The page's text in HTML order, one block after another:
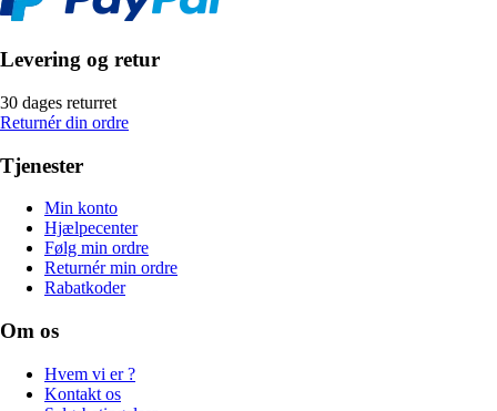
Levering og retur
30 dages returret
Returnér din ordre
Tjenester
Min konto
Hjælpecenter
Følg min ordre
Returnér min ordre
Rabatkoder
Om os
Hvem vi er ?
Kontakt os